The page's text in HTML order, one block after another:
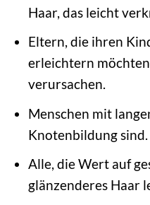
Haar, das leicht
Eltern, die ihren
erleichtern
verursachen.
Menschen mit
Knotenbildung sind.
Alle, die Wert auf
glänzenderes Haar